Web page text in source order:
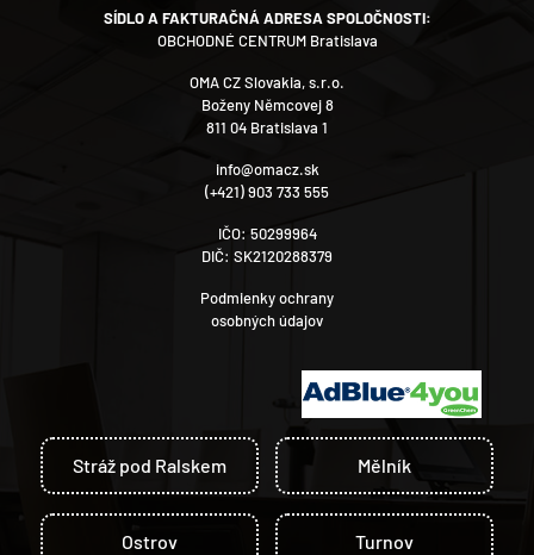
SÍDLO A FAKTURAČNÁ ADRESA SPOLOČNOSTI:
OBCHODNÉ CENTRUM Bratislava
OMA CZ Slovakia, s.r.o.
Boženy Němcovej 8
811 04 Bratislava 1
info@omacz.sk
(+421) 903 733 555
IČO: 50299964
DIČ: SK2120288379
Podmienky ochrany
osobných údajov
Stráž pod Ralskem Mělník
Ostrov Turnov